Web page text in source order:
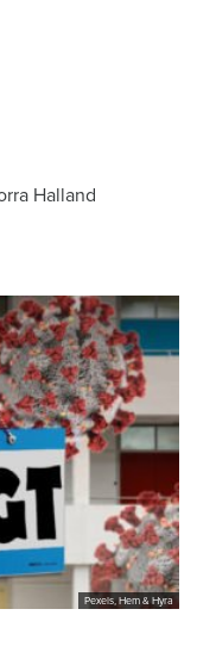
Halland
Pexels, Hem & Hyra